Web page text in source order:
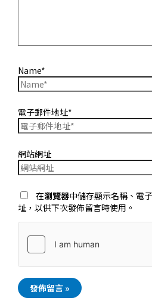
Name*
電子郵件地址*
網站網址
在瀏覽器中儲存顯示名稱、電
址，以供下次發佈留言時使用。